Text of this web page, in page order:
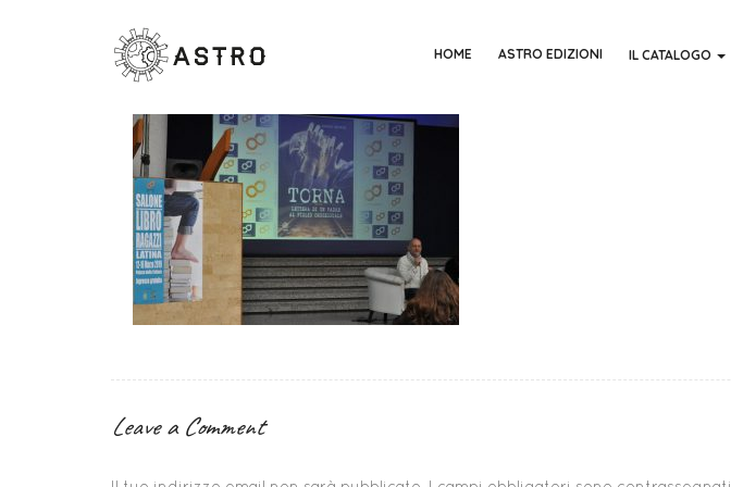
HOME ASTRO EDIZIONI IL CATALOGO
Leave a Comment